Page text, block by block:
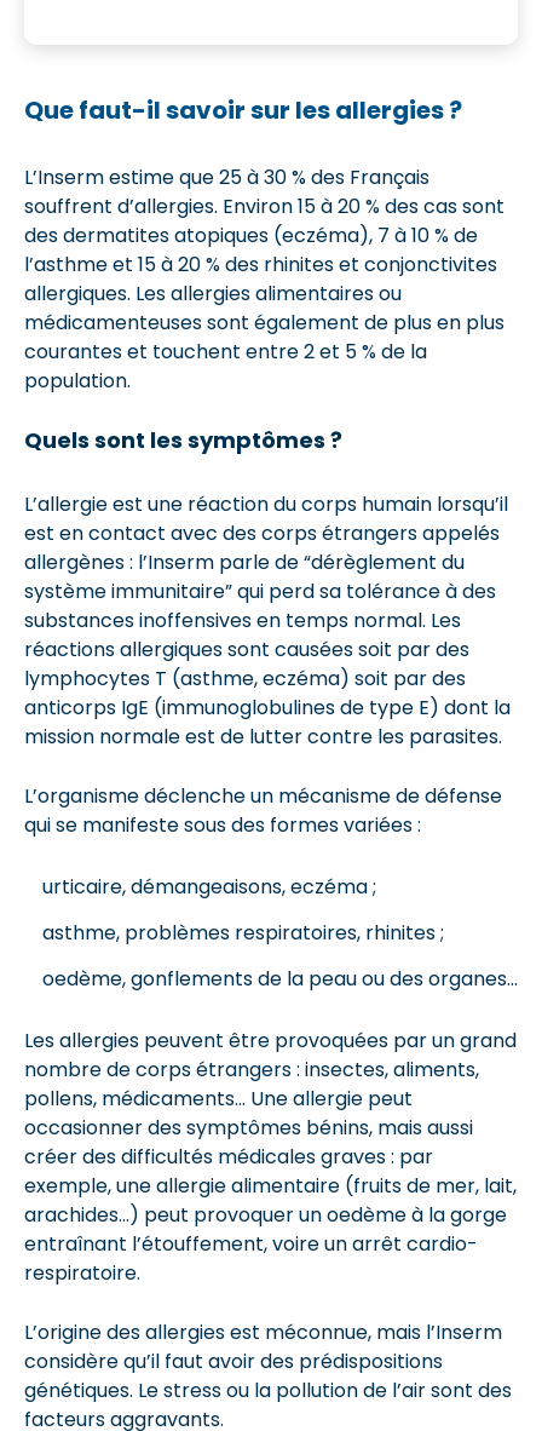
Que faut-il savoir sur les allergies ?
L’Inserm estime que 25 à 30 % des Français
souffrent d’allergies. Environ 15 à 20 % des cas sont
des dermatites atopiques (eczéma), 7 à 10 % de
l’asthme et 15 à 20 % des rhinites et conjonctivites
allergiques. Les allergies alimentaires ou
médicamenteuses sont également de plus en plus
courantes et touchent entre 2 et 5 % de la
population.
Quels sont les symptômes ?
L’allergie est une réaction du corps humain lorsqu’il
est en contact avec des corps étrangers appelés
allergènes : l’Inserm parle de “dérèglement du
système immunitaire” qui perd sa tolérance à des
substances inoffensives en temps normal. Les
réactions allergiques sont causées soit par des
lymphocytes T (asthme, eczéma) soit par des
anticorps IgE (immunoglobulines de type E) dont la
mission normale est de lutter contre les parasites.
L’organisme déclenche un mécanisme de défense
qui se manifeste sous des formes variées :
urticaire, démangeaisons, eczéma ;
asthme, problèmes respiratoires, rhinites ;
oedème, gonflements de la peau ou des organes…
Les allergies peuvent être provoquées par un grand
nombre de corps étrangers : insectes, aliments,
pollens, médicaments… Une allergie peut
occasionner des symptômes bénins, mais aussi
créer des difficultés médicales graves : par
exemple, une allergie alimentaire (fruits de mer, lait,
arachides…) peut provoquer un oedème à la gorge
entraînant l’étouffement, voire un arrêt cardio-
respiratoire.
L’origine des allergies est méconnue, mais l’Inserm
considère qu’il faut avoir des prédispositions
génétiques. Le stress ou la pollution de l’air sont des
facteurs aggravants.